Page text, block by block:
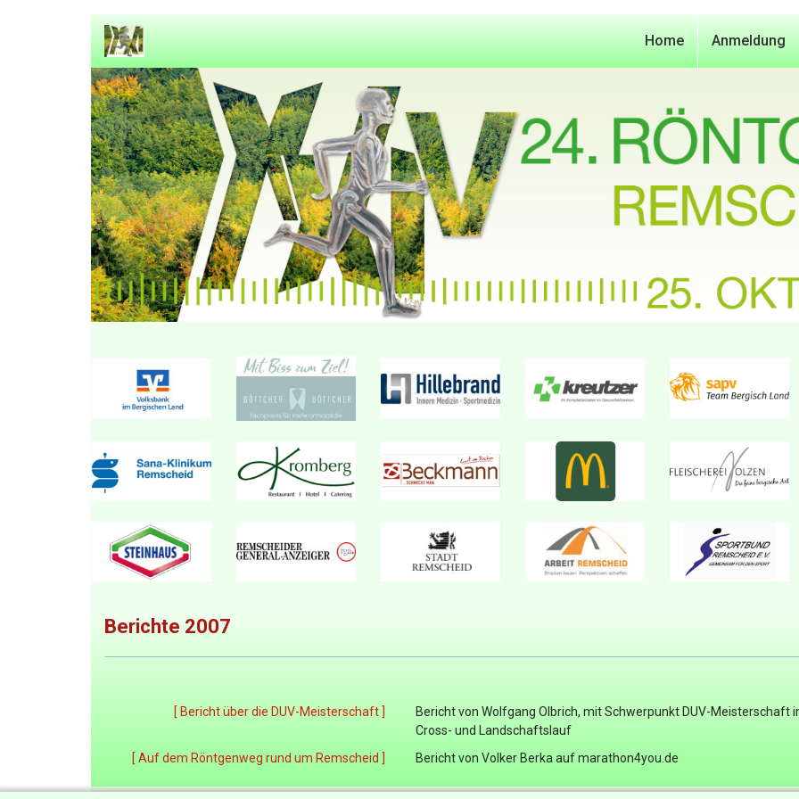
Home Anmeldung
Berichte 2007
[ Bericht über die DUV-Meisterschaft ]
Bericht von Wolfgang Olbrich, mit Schwerpunkt DUV-Meisterschaft
Cross- und Landschaftslauf
[ Auf dem Röntgenweg rund um Remscheid ]
Bericht von Volker Berka auf marathon4you.de